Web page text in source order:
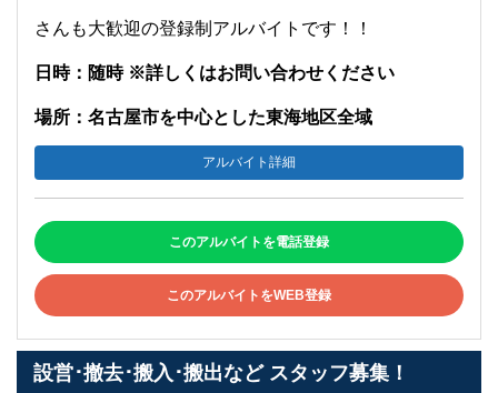
さんも大歓迎の登録制アルバイトです！！
日時：随時 ※詳しくはお問い合わせください
場所：名古屋市を中心とした東海地区全域
アルバイト詳細
このアルバイトを電話登録
このアルバイトをWEB登録
設営･撤去･搬入･搬出など スタッフ募集！